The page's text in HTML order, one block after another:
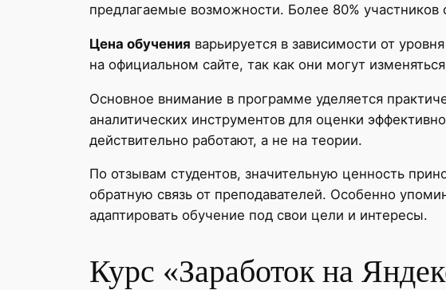
предлагаемые возможности. Более 80%
Цена обучения варьируется в зависимости от
на официальном сайте, так как они могут
Основное внимание в программе уделяется
аналитических инструментов для оценки
действительно работают, а не на теории.
По отзывам студентов, значительную ценность
обратную связь от преподавателей. Особенно
адаптировать обучение под свои цели и интересы.
Курс «Заработок на